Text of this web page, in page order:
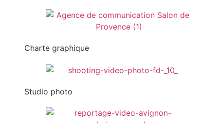
Charte graphique
Studio photo